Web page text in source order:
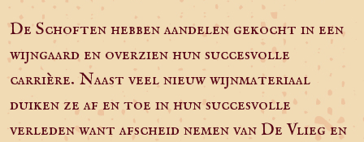
De Schoften hebben aandelen gekocht in een
wijngaard en overzien hun succesvolle
carrière. Naast veel nieuw wijnmateriaal
duiken ze af en toe in hun succesvolle
verleden want afscheid nemen van De Vlieg en